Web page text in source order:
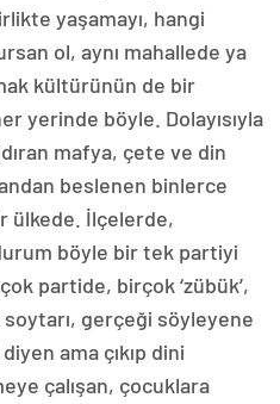
yaşamayı, hangi
ol, aynı mahallede ya
kültürünün de bir
yerinde böyle. Dolayısıyla
mafya, çete ve din
beslenen binlerce
ülkede. İlçelerde,
böyle bir tek partiyi
partide, birçok ‘zübük’,
gerçeği söyleyene
ama çıkıp dini
çalışan, çocuklara